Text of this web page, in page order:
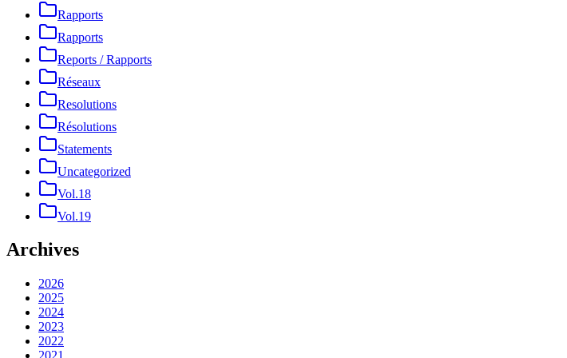
Rapports
Rapports
Reports / Rapports
Réseaux
Resolutions
Résolutions
Statements
Uncategorized
Vol.18
Vol.19
Archives
2026
2025
2024
2023
2022